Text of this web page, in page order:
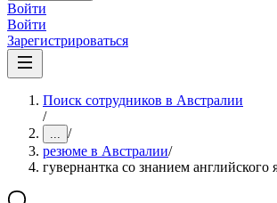
Войти
Войти
Зарегистрироваться
Поиск сотрудников в Австралии
/
... /
резюме в Австралии/
гувернантка со знанием английского